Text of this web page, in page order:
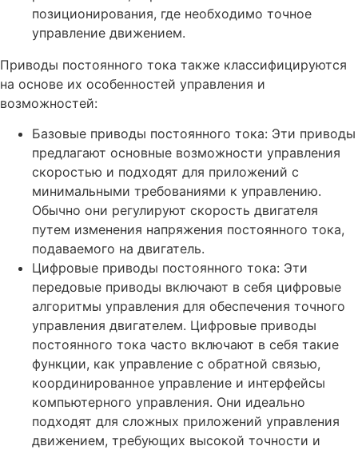
позиционирования, где необходимо точное
управление движением.
Приводы постоянного тока также классифицируются
на основе их особенностей управления и
возможностей:
Базовые приводы постоянного тока: Эти приводы
предлагают основные возможности управления
скоростью и подходят для приложений с
минимальными требованиями к управлению.
Обычно они регулируют скорость двигателя
путем изменения напряжения постоянного тока,
подаваемого на двигатель.
Цифровые приводы постоянного тока: Эти
передовые приводы включают в себя цифровые
алгоритмы управления для обеспечения точного
управления двигателем. Цифровые приводы
постоянного тока часто включают в себя такие
функции, как управление с обратной связью,
координированное управление и интерфейсы
компьютерного управления. Они идеально
подходят для сложных приложений управления
движением, требующих высокой точности и